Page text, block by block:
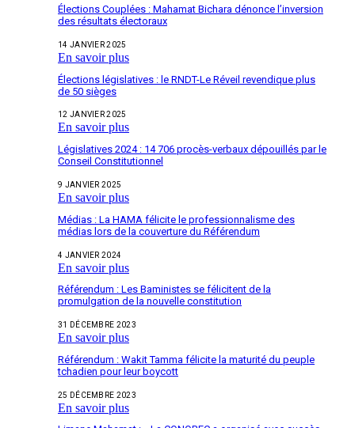
Élections Couplées : Mahamat Bichara dénonce l’inversion
des résultats électoraux
14 JANVIER 2025
En savoir plus
Élections législatives : le RNDT-Le Réveil revendique plus
de 50 sièges
12 JANVIER 2025
En savoir plus
Législatives 2024 : 14 706 procès-verbaux dépouillés par le
Conseil Constitutionnel
9 JANVIER 2025
En savoir plus
Médias : La HAMA félicite le professionnalisme des
médias lors de la couverture du Référendum
4 JANVIER 2024
En savoir plus
Référendum : Les Baministes se félicitent de la
promulgation de la nouvelle constitution
31 DÉCEMBRE 2023
En savoir plus
Référendum : Wakit Tamma félicite la maturité du peuple
tchadien pour leur boycott
25 DÉCEMBRE 2023
En savoir plus